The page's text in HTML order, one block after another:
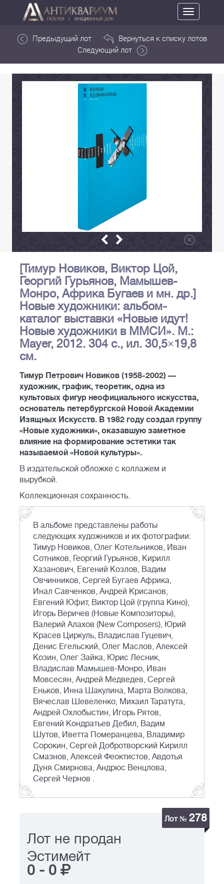
Toggle
navigation
Предыдущий лот
Вернуться к списку лотов
Следующий лот
[Тимур Новиков, Виктор Цой,
Георгий Гурьянов, Мамышев-
Монро, Африка Бугаев и мн. др.]
Новые художники: альбом-
каталог выставки «Новые идут!
Новые художники в ММСИ». М.:
Mayer, 2012. 304 с., ил. 30,5×19,8
см.
Тимур Петрович Новиков (1958-2002) —
художник, график, теоретик, одна из
культовых фигур неофициального искусства,
основатель петербургской Новой Академии
Изящных Искусств. В 1982 году создал группу
«Новые художники», оказавшую заметное
влияние на формирование эстетики так
называемой «Новой культуры».
В издательской обложке с коллажем и
вырубкой.
Коллекционная сохранность.
B альбоме пpeдставлeны рабoты
следующих художников и их фотографии:
Тимур Новиков, Олег Котельников, Иван
Сотников, Георгий Гурьянов, Кирилл
Хазанович, Евгений Козлов, Вадим
Овчинников, Сергей Бугаев Африка,
Инал Савченков, Андрей Крисанов,
Евгений Юфит, Виктор Цой (группа Кино),
Игорь Веричев (Новые Композиторы),
Валерий Алахов (Nеw Соmроsеrs), Юрий
Красев Циркуль, Владислав Гуцевич,
Денис Егельский, Олег Маслов, Алексей
Козин, Олег Зайка, Юрис Лесник,
Владислав Мамышев-Монро, Иван
Мовсесян, Андрей Медведев, Сергей
Еньков, Инна Шакулина, Марта Волкова,
Вячеслав Шевеленко, Михаил Таратута,
Андрей Охлобыстин, Игорь Рятов,
Евгений Кондратьев Дебил, Вадим
Шутов, Иветта Померанцева, Владимир
Сорокин, Сергей Добротворский Кирилл
Смазнов, Алексей Феоктистов, Авдотья
Дуня Смирнова, Андрюс Венцлова,
Сергей Чернов .
Лот № 278
Лот не продан
Эстимейт
0 - 0